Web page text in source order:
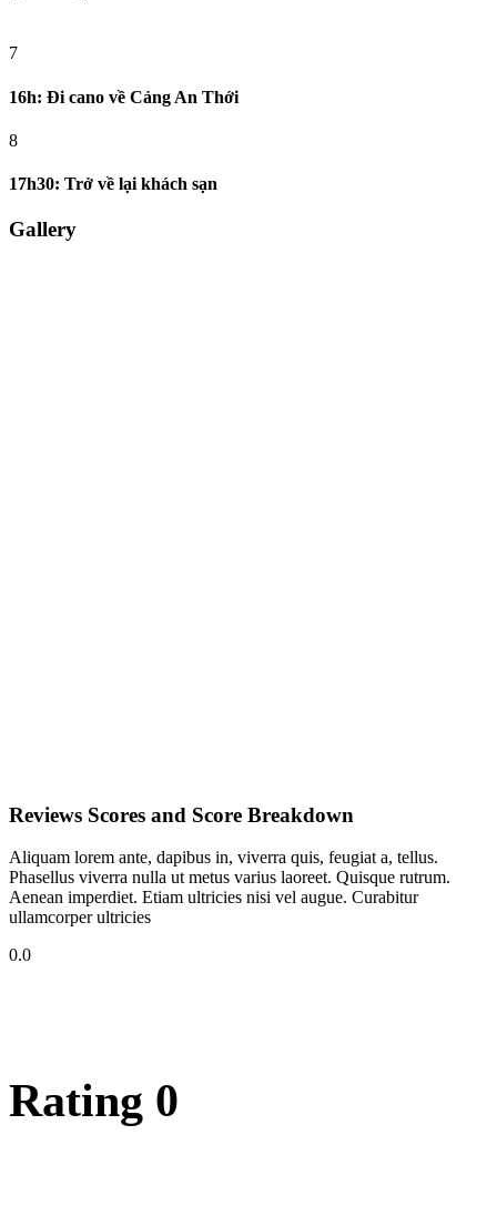
7
16h: Đi cano về Cảng An Thới
8
17h30: Trở về lại khách sạn
Gallery
Reviews Scores and Score Breakdown
Aliquam lorem ante, dapibus in, viverra quis, feugiat a, tellus.
Phasellus viverra nulla ut metus varius laoreet. Quisque rutrum.
Aenean imperdiet. Etiam ultricies nisi vel augue. Curabitur
ullamcorper ultricies
0.0
Rating 0